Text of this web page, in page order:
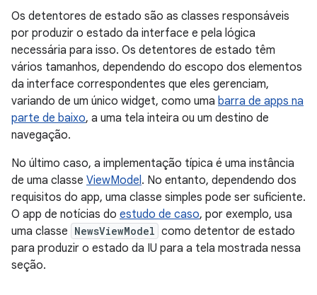
Os detentores de estado são as classes responsáveis
por produzir o estado da interface e pela lógica
necessária para isso. Os detentores de estado têm
vários tamanhos, dependendo do escopo dos elementos
da interface correspondentes que eles gerenciam,
variando de um único widget, como uma barra de apps na
parte de baixo, a uma tela inteira ou um destino de
navegação.
No último caso, a implementação típica é uma instância
de uma classe ViewModel. No entanto, dependendo dos
requisitos do app, uma classe simples pode ser suficiente.
O app de notícias do estudo de caso, por exemplo, usa
uma classe NewsViewModel como detentor de estado
para produzir o estado da IU para a tela mostrada nessa
seção.